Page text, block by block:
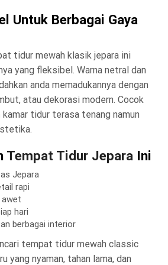
Untuk Berbagai Gaya
tidur mewah klasik jepara ini
yang fleksibel. Warna netral dan
anda memadukannya dengan
atau dekorasi modern. Cocok
kamar tidur terasa tenang namun
Tempat Tidur Jepara Ini
Jepara
rapi
awet
hari
berbagai interior
tempat tidur mewah classic
yang nyaman, tahan lama, dan